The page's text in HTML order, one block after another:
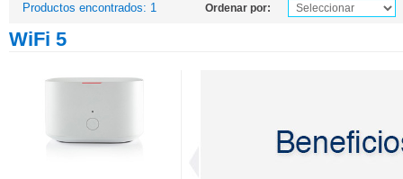
Productos encontrados: 1 Ordenar por:
WiFi 5